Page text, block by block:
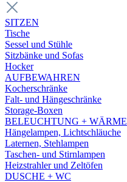
SITZEN
Tische
Sessel und Stühle
Sitzbänke und Sofas
Hocker
AUFBEWAHREN
Kocherschränke
Falt- und Hängeschränke
Storage-Boxen
BELEUCHTUNG + WÄRME
Hängelampen, Lichtschläuche
Laternen, Stehlampen
Taschen- und Stirnlampen
Heizstrahler und Zeltöfen
DUSCHE + WC